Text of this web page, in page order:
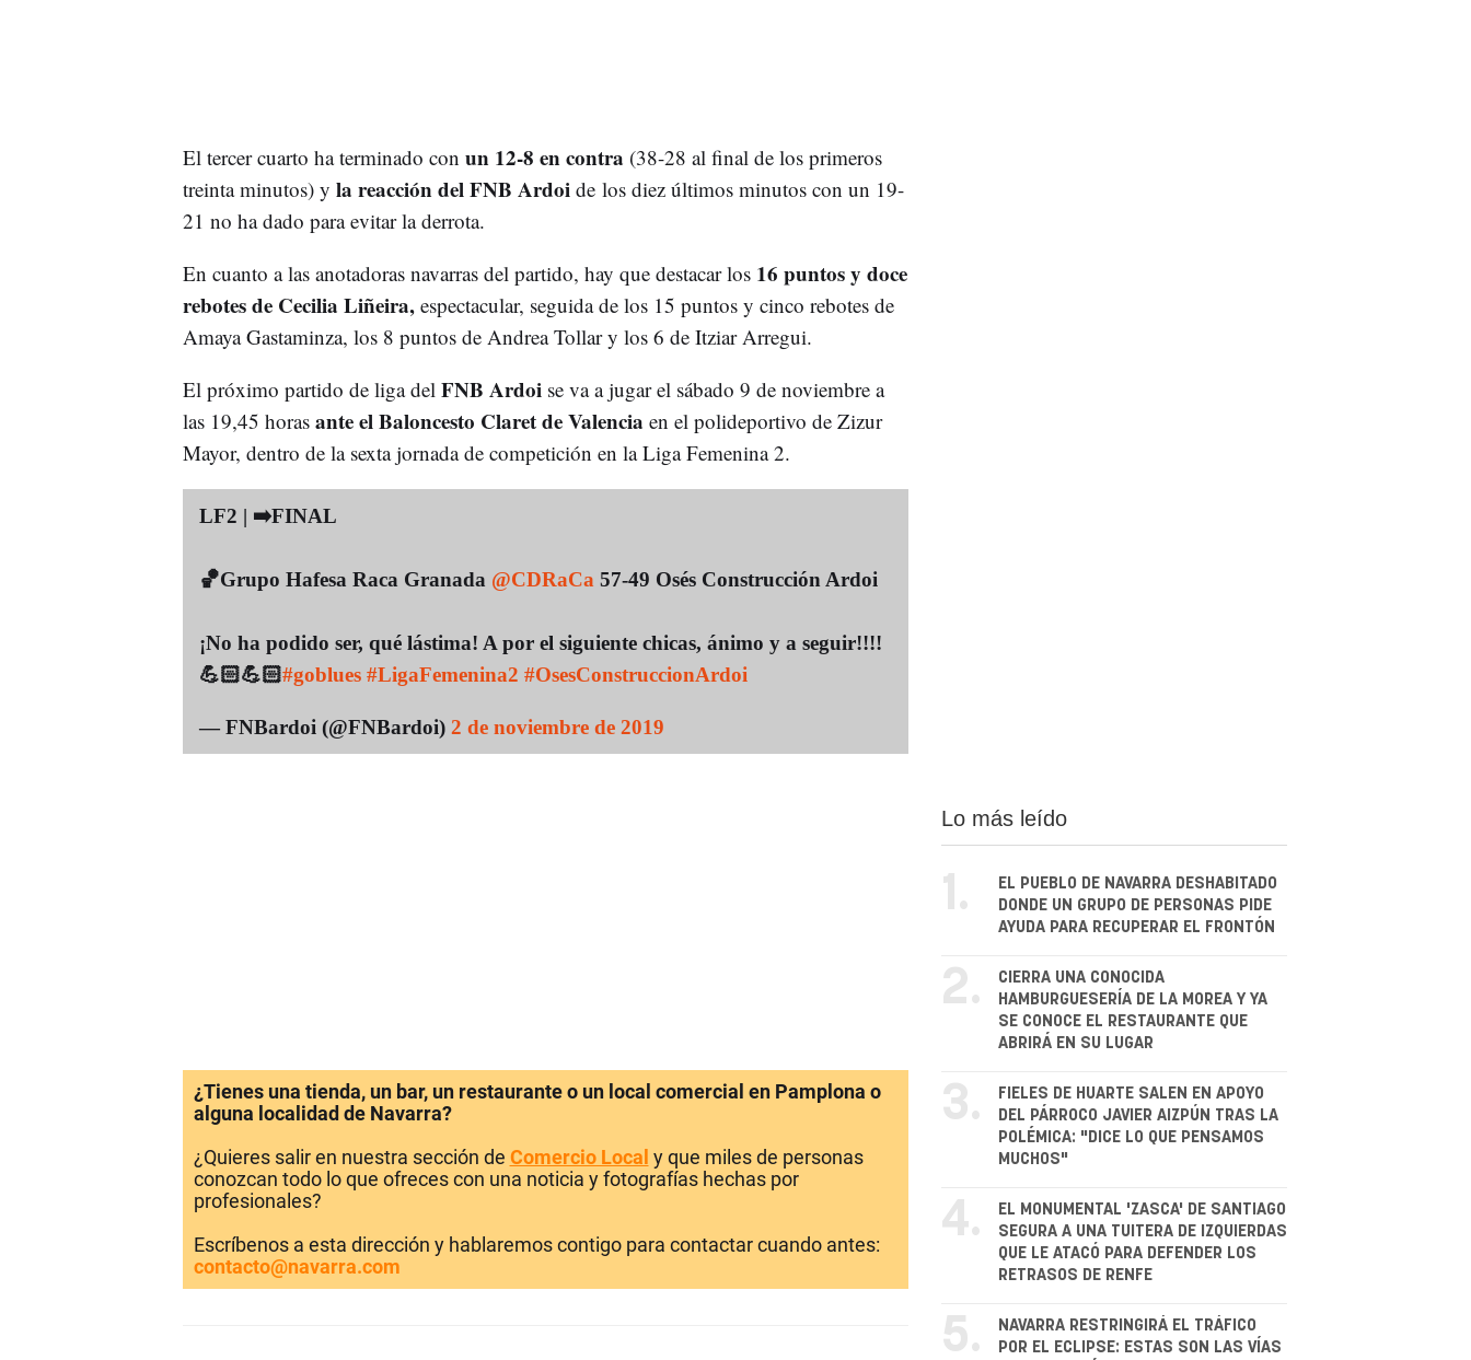
El tercer cuarto ha terminado con un 12-8 en contra (38-28 al final de los primeros
treinta minutos) y la reacción del FNB Ardoi de los diez últimos minutos con un 19-
21 no ha dado para evitar la derrota.
En cuanto a las anotadoras navarras del partido, hay que destacar los 16 puntos y doce
rebotes de Cecilia Liñeira,espectacular, seguida de los 15 puntos y cinco rebotes de
Amaya Gastaminza, los 8 puntos de Andrea Tollar y los 6 de Itziar Arregui.
El próximo partido de liga delFNB Ardoi se va a jugar el sábado 9 de noviembre a
las 19,45 horas ante el Baloncesto Claret de Valencia en el polideportivo de Zizur
Mayor, dentro de la sexta jornada de competición en la Liga Femenina 2.
LF2 | ➡️FINAL
🏀Grupo Hafesa Raca Granada @CDRaCa 57-49 Osés Construcción Ardoi
¡No ha podido ser, qué lástima! A por el siguiente chicas, ánimo y a seguir!!!!
💪🏻💪🏻#goblues #LigaFemenina2 #OsesConstruccionArdoi
— FNBardoi (@FNBardoi) 2 de noviembre de 2019
¿Tienes una tienda, un bar, un restaurante o un local comercial en Pamplona o
alguna localidad de Navarra?
¿Quieres salir en nuestra sección de Comercio Local y que miles de personas
conozcan todo lo que ofreces con una noticia y fotografías hechas por
profesionales?
Escríbenos a esta dirección y hablaremos contigo para contactar cuando antes:
contacto@navarra.com
Lo más leído
1.
EL PUEBLO DE NAVARRA DESHABITADO
DONDE UN GRUPO DE PERSONAS PIDE
AYUDA PARA RECUPERAR EL FRONTÓN
2.
CIERRA UNA CONOCIDA
HAMBURGUESERÍA DE LA MOREA Y YA
SE CONOCE EL RESTAURANTE QUE
ABRIRÁ EN SU LUGAR
3.
FIELES DE HUARTE SALEN EN APOYO
DEL PÁRROCO JAVIER AIZPÚN TRAS LA
POLÉMICA: "DICE LO QUE PENSAMOS
MUCHOS"
4.
EL MONUMENTAL 'ZASCA' DE SANTIAGO
SEGURA A UNA TUITERA DE IZQUIERDAS
QUE LE ATACÓ PARA DEFENDER LOS
RETRASOS DE RENFE
5.
NAVARRA RESTRINGIRÁ EL TRÁFICO
POR EL ECLIPSE: ESTAS SON LAS VÍAS